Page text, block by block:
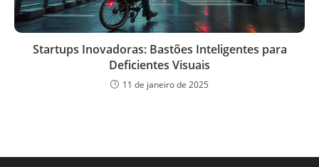
Startups Inovadoras: Bastões Inteligentes para
Deficientes Visuais
11 de janeiro de 2025